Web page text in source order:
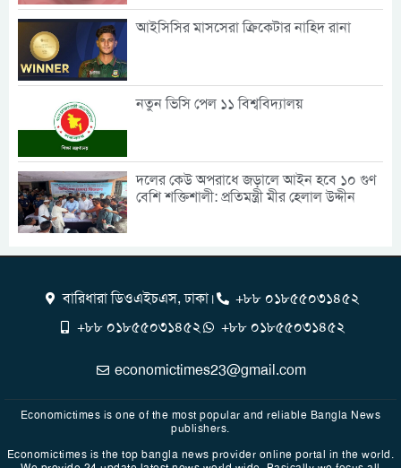
আইসিসির মাসসেরা ক্রিকেটার নাহিদ রানা
নতুন ভিসি পেল ১১ বিশ্ববিদ্যালয়
দলের কেউ অপরাধে জড়ালে আইন হবে ১০ গুণ
বেশি শক্তিশালী: প্রতিমন্ত্রী মীর হেলাল উদ্দীন
বারিধারা ডিওএইচএস, ঢাকা।
+৮৮ ০১৮৫৫০৩১৪৫২
+৮৮ ০১৮৫৫০৩১৪৫২
+৮৮ ০১৮৫৫০৩১৪৫২
economictimes23@gmail.com
Economictimes is one of the most popular and reliable Bangla News
publishers.
Economictimes is the top bangla news provider online portal in the world.